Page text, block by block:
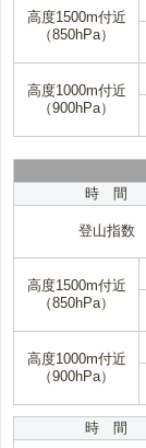
高度1500m付近
（850hPa）
高度1000m付近
（900hPa）
時 間
登山指数
高度1500m付近
（850hPa）
高度1000m付近
（900hPa）
時 間